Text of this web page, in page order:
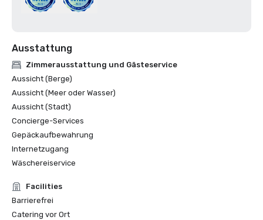
Ausstattung
Zimmerausstattung und Gästeservice
Aussicht (Berge)
Aussicht (Meer oder Wasser)
Aussicht (Stadt)
Concierge-Services
Gepäckaufbewahrung
Internetzugang
Wäschereiservice
Facilities
Barrierefrei
Catering vor Ort